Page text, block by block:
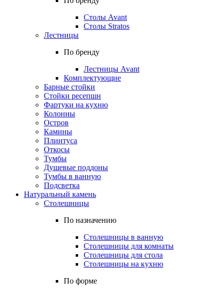
Столы Avant
Столы Stratos
Лестницы
По бренду
Лестницы Avant
Комплектующие
Барные стойки
Стойки ресепшн
Фартуки на кухню
Колонны
Остров
Камины
Плинтуса
Откосы
Тумбы
Душевые поддоны
Тумбы в ванную
Подсветка
Натуральный камень
Столешницы
По назначению
Столешницы в ванную
Столешницы для комнаты
Столешницы для стола
Столешницы на кухню
По форме